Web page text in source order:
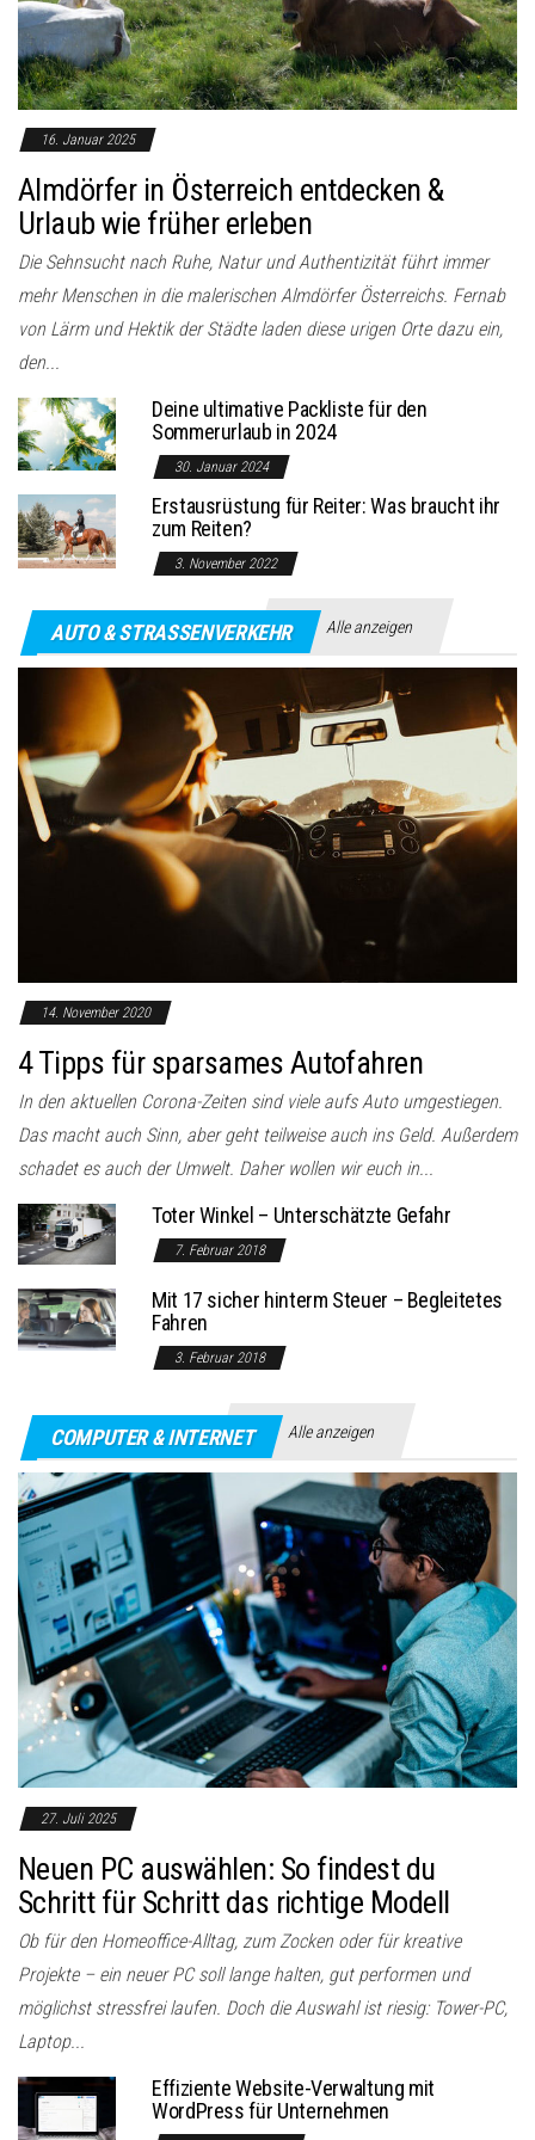
n
16. Januar 2025
Almdörfer in Österreich entdecken &
Urlaub wie früher erleben
Die Sehnsucht nach Ruhe, Natur und Authentizität führt immer
mehr Menschen in die malerischen Almdörfer Österreichs. Fernab
von Lärm und Hektik der Städte laden diese urigen Orte dazu ein,
den...
Deine ultimative Packliste für den
Sommerurlaub in 2024
30. Januar 2024
Erstausrüstung für Reiter: Was braucht ihr
zum Reiten?
3. November 2022
AUTO & STRASSENVERKEHR Alle anzeigen
14. November 2020
4 Tipps für sparsames Autofahren
In den aktuellen Corona-Zeiten sind viele aufs Auto umgestiegen.
Das macht auch Sinn, aber geht teilweise auch ins Geld. Außerdem
schadet es auch der Umwelt. Daher wollen wir euch in...
Toter Winkel – Unterschätzte Gefahr
7. Februar 2018
Mit 17 sicher hinterm Steuer – Begleitetes
Fahren
3. Februar 2018
COMPUTER & INTERNET Alle anzeigen
27. Juli 2025
Neuen PC auswählen: So findest du
Schritt für Schritt das richtige Modell
Ob für den Homeoffice-Alltag, zum Zocken oder für kreative
Projekte – ein neuer PC soll lange halten, gut performen und
möglichst stressfrei laufen. Doch die Auswahl ist riesig: Tower-PC,
Laptop...
Effiziente Website-Verwaltung mit
WordPress für Unternehmen